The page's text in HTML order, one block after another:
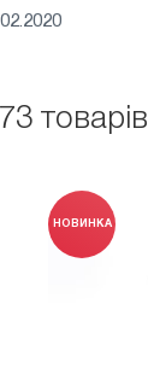
товарів
НОВИНКА